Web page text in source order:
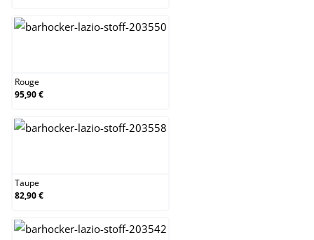
Rouge
95,90 €
Taupe
82,90 €